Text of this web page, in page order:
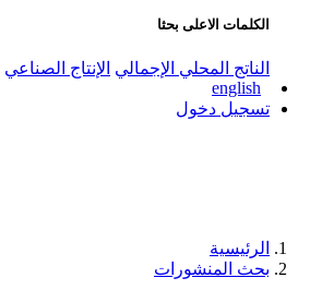
الكلمات الاعلى بحثا
الناتج المحلي الإجمالي الإنتاج الصناعي
english
تسجيل دخول
الرئيسية
بحث المنشورات